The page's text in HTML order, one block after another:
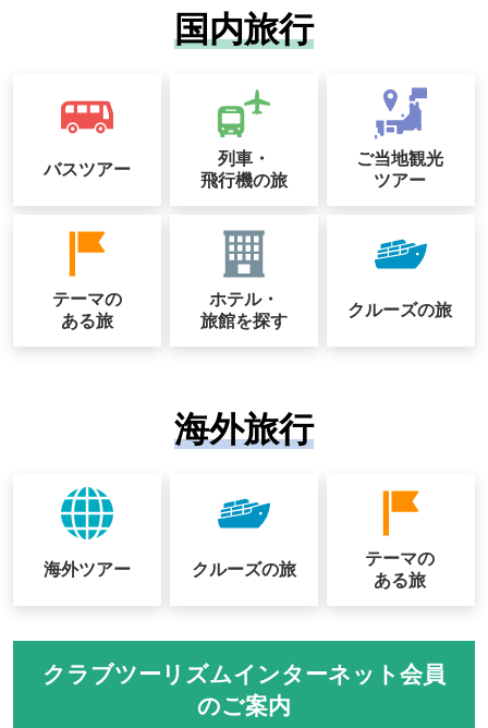
国内旅行
バスツアー
列車・
飛行機の旅
ご当地観光
ツアー
テーマの
ある旅
ホテル・
旅館を探す
クルーズの旅
海外旅行
海外ツアー クルーズの旅
テーマの
ある旅
クラブツーリズムインターネット会員
のご案内